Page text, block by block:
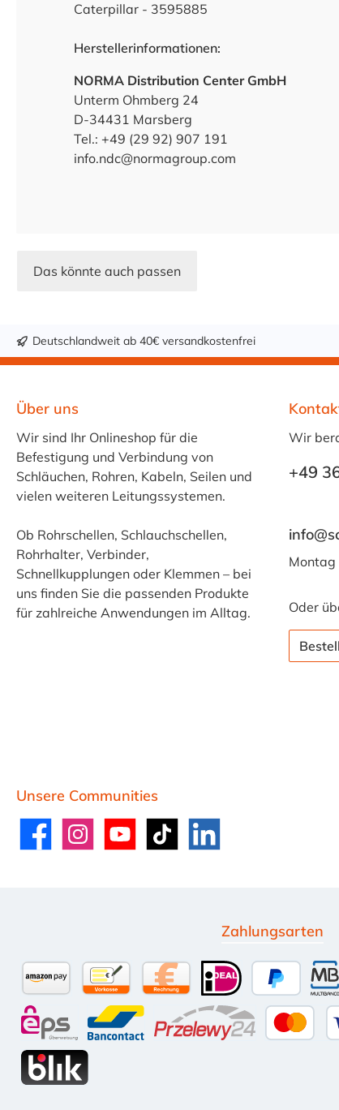
Caterpillar - 3595885
Herstellerinformationen:
NORMA Distribution Center GmbH
Unterm Ohmberg 24
D-34431 Marsberg
Tel.: +49 (29 92) 907 191
info.ndc@normagroup.com
Das könnte auch passen
Deutschlandweit ab 40€ versandkostenfrei
Über uns
Wir sind Ihr Onlineshop für die
Befestigung und Verbindung von
Schläuchen, Rohren, Kabeln, Seilen und
vielen weiteren Leitungssystemen.
Ob Rohrschellen, Schlauchschellen,
Rohrhalter, Verbinder,
Schnellkupplungen oder Klemmen – bei
uns finden Sie die passenden Produkte
für zahlreiche Anwendungen im Alltag.
Wir
+49
Oder
Unsere Communities
FacebookInstagramYouTube TikTok LinkedIn
Zahlungsarten
PayPal
Kauf auf Rechnung (10
iDEAL
eps
Amazon PayVorkasse per Überweisung